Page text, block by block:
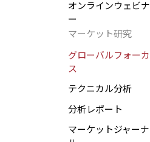
オンラインウェビナ
ー
マーケット研究
グローバルフォーカ
ス
テクニカル分析
分析レポート
マーケットジャーナ